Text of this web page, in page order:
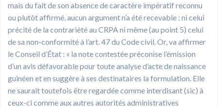
mais du fait de son absence de caractère impératif reconnu
ou plutôt affirmé, aucun argument n’a été recevable : ni celui
précité de la contrariété au CRPA ni même (au point 5) celui
de sa non-conformité à l’art. 47 du Code civil. Or, va affirmer
le Conseil d’État : « la note contestée préconise l’émission
d’un avis défavorable pour toute analyse d’acte de naissance
guinéen et en suggère à ses destinataires la formulation. Elle
ne saurait toutefois être regardée comme interdisant (sic) à
ceux-ci comme aux autres autorités administratives